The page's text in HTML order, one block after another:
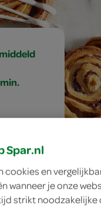
Spar.nl
cookies en
wanneer je onze
strikt noodzakelijke